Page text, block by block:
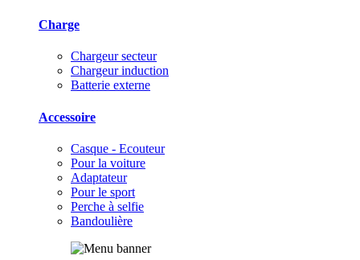
Charge
Chargeur secteur
Chargeur induction
Batterie externe
Accessoire
Casque - Ecouteur
Pour la voiture
Adaptateur
Pour le sport
Perche à selfie
Bandoulière